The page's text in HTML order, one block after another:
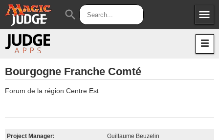
menu
Apps
Judges
search
Bourgogne Franche Comté
Forum de la région Centre Est
Project Manager: Guillaume Beuzelin